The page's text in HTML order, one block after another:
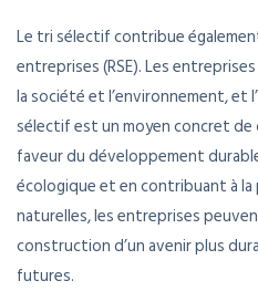
Le tri sélectif contribue
entreprises (RSE). Les
la société et l’environnement,
sélectif est un moyen concret
faveur du développement
écologique et en contribuant à
naturelles, les entreprises
construction d’un avenir plus
futures.